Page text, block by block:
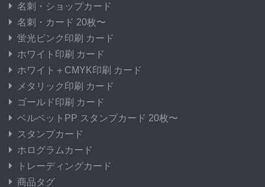
名刺・ショップカード
名刺・カード 20枚〜
蛍光ピンク印刷 カード
ホワイト印刷 カード
ホワイト＋CMYK印刷 カード
メタリック印刷 カード
ゴールド印刷 カード
ベルベットPP スタンプカード 20枚〜
スタンプカード
ホログラムカード
トレーディングカード
商品タグ